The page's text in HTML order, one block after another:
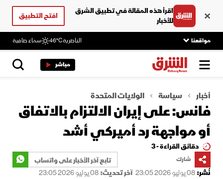
اقرأ هذه المقالة في تطبيق الشرق
للأخبار
افتح التطبيق
مواقعنا الناصرية46°C سماء صافية
مباشر
أخبار سياسة الولايات المتحدة
فانس: على إيران الالتزام بالاتفاق
أو مواجهة رد أميركي أشد
دقائق القراءة - 3
شارك
تابع آخر الأخبار على واتساب
نُشر:08 يوليو 2026 23:05 آخر تحديث:08 يوليو 2026 23:05